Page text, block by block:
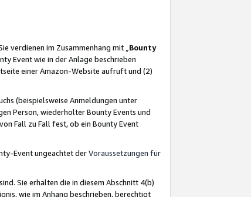
verdienen im Zusammenhang mit „ Bounty
Event wie in der Anlage beschrieben
einer Amazon-Website aufruft und (2)
(beispielsweise Anmeldungen unter
Person, wiederholter Bounty Events und
Fall zu Fall fest, ob ein Bounty Event
Event ungeachtet derVoraussetzungen für
Sie erhalten die in diesem Abschnitt 4(b)
wie im Anhang beschrieben, berechtigt